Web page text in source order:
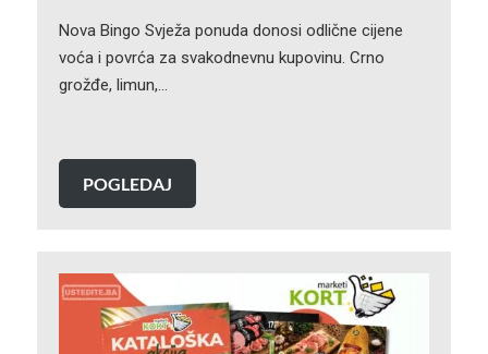
Nova Bingo Svježa ponuda donosi odlične cijene
voća i povrća za svakodnevnu kupovinu. Crno
grožđe, limun,…
POGLEDAJ